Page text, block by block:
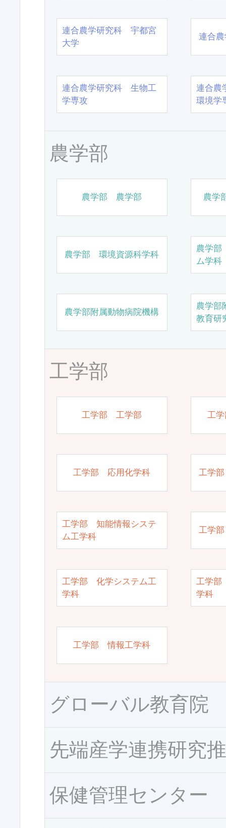
連合農学研究科 宇都宮
大学
連合
連合農学研究科 生物工
学専攻
連合農
環境学
農学部
農学部 農学部 農学
農学部 環境資源科学科
農学
ム学科
農学部附属動物病院機構
農学部
教育研
工学部
工学部 工学部 工
工学部 応用化学科 工学
工学部 知能情報システ
ム工学科
工学
工学部 化学システム工
学科
工学部
学科
工学部 情報工学科
グローバル教育院
先端産学連携研究
保健管理センター